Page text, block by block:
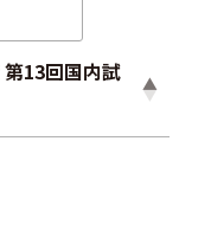
13回国内試